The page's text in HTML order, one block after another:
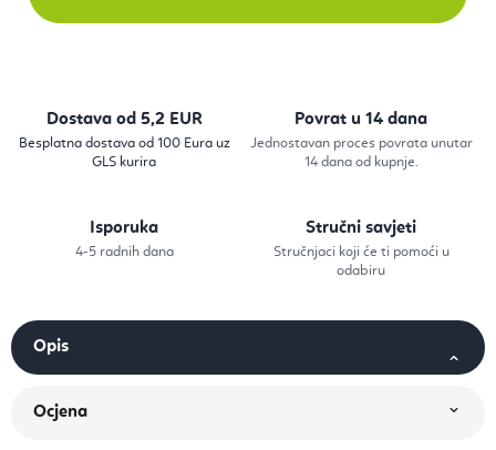
Dostava od 5,2 EUR
Besplatna dostava od 100 Eura uz
GLS kurira
Povrat u 14 dana
Jednostavan proces povrata unutar
14 dana od kupnje.
Isporuka
4-5 radnih dana
Stručni savjeti
Stručnjaci koji će ti pomoći u
odabiru